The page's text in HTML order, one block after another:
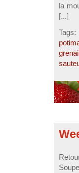
la
[...]
Tags: